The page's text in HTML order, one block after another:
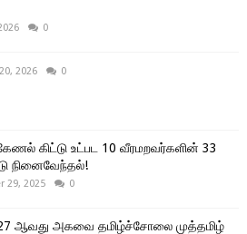
0
2026 0
கேணல் கிட்டு உட்பட 10 வீரமறவர்களின் 33
நினைவேந்தல்!
29, 2025 0
27 ஆவது அகவை தமிழ்ச்சோலை முத்தமிழ்